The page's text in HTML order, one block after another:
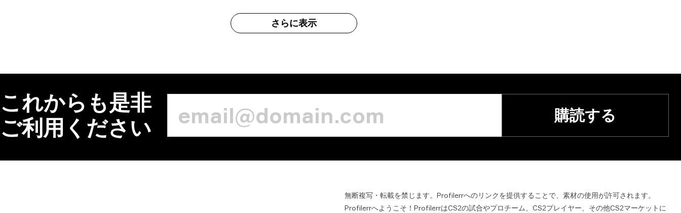
さらに表示
これからも是非
ご利用ください
購読する
無断複写・転載を禁じます。Profilerrへのリンクを提供することで、素材の使用が許可されます。
Profilerrへようこそ！ProfilerrはCS2の試合やプロチーム、CS2プレイヤー、その他CS2マーケットに